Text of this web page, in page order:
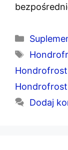
Tagi
Dodaj